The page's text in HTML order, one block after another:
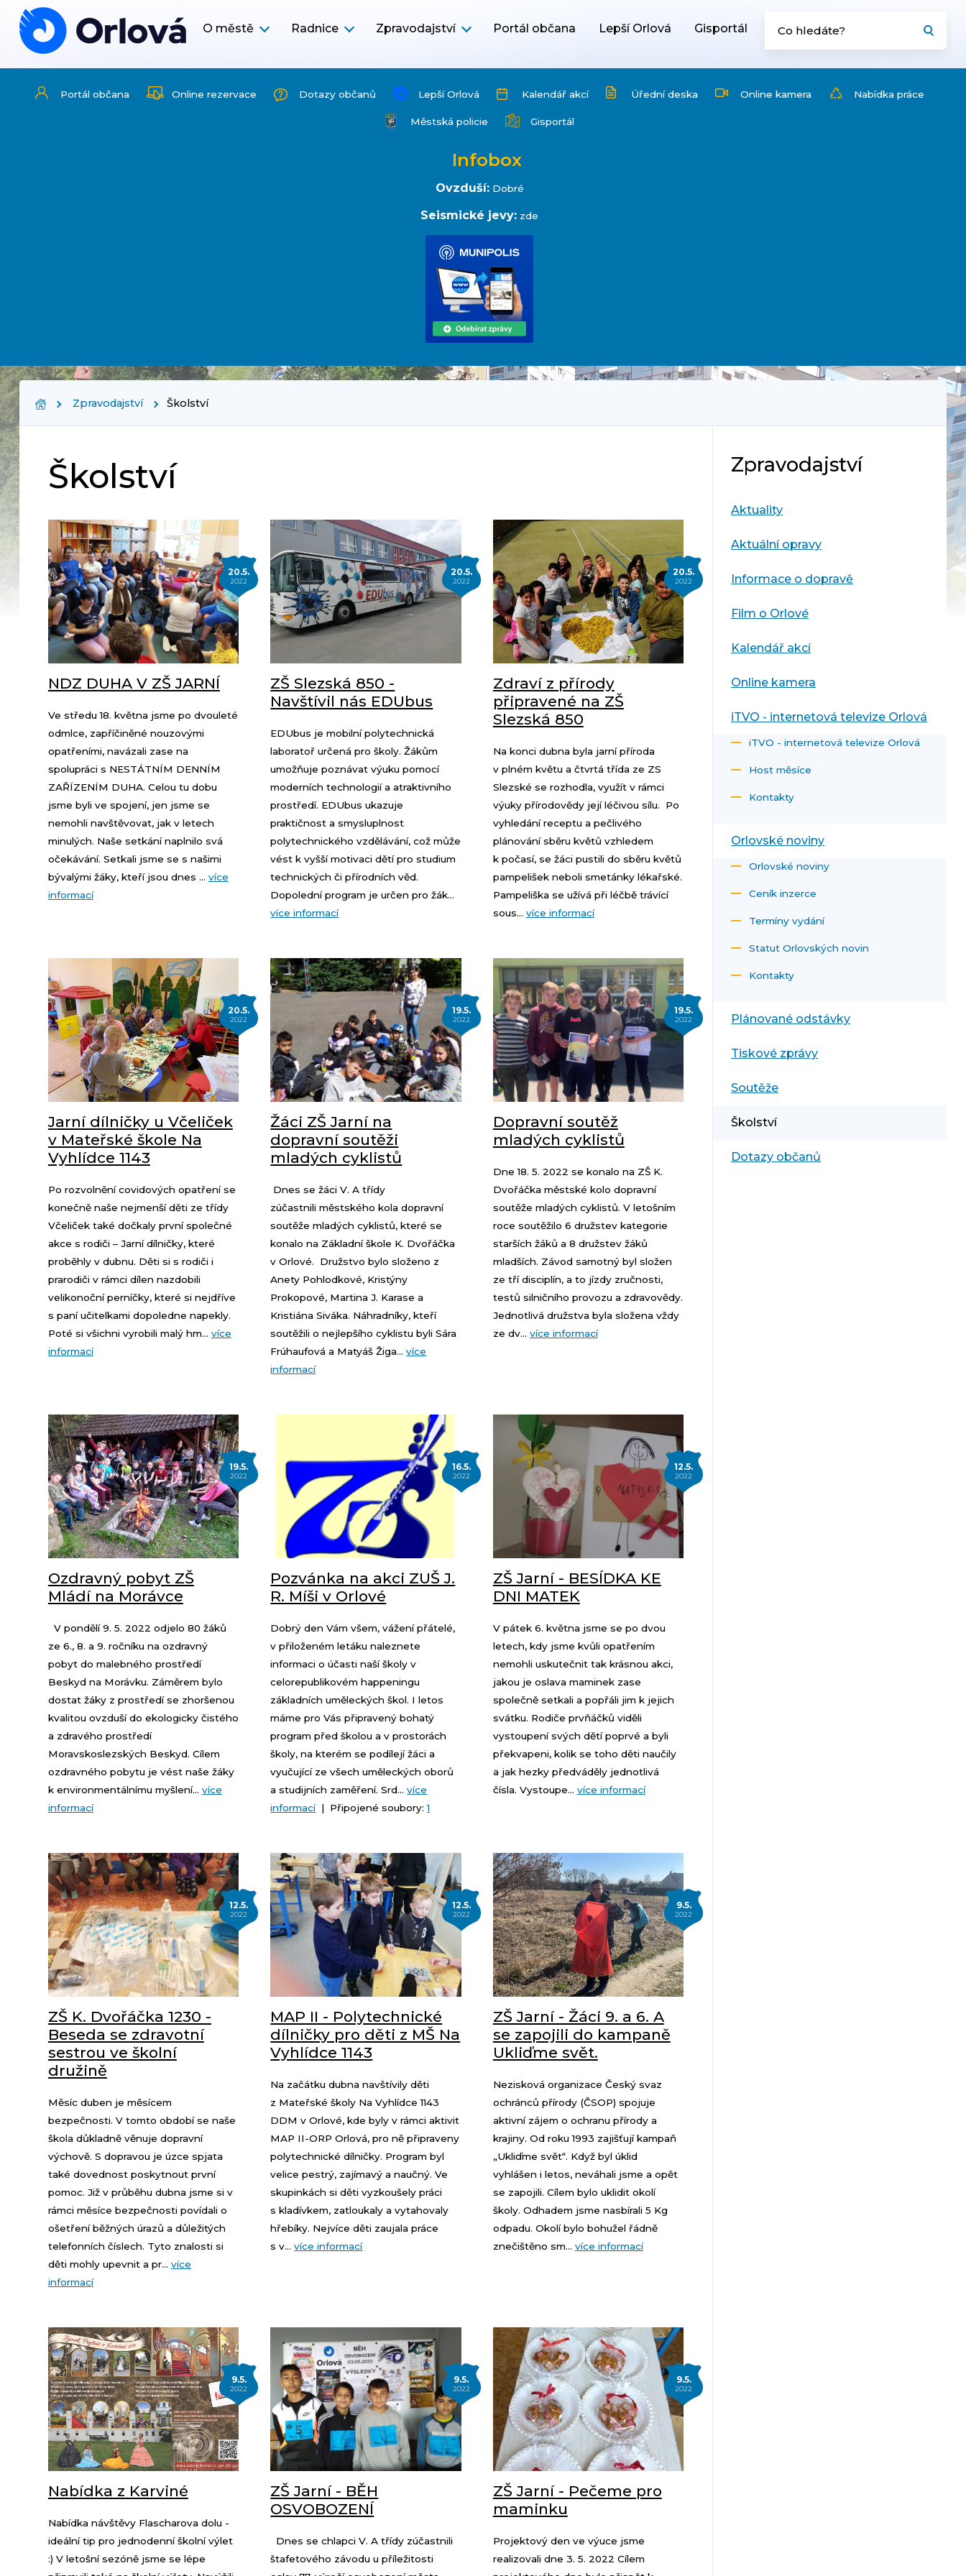
O městě Radnice Zpravodajství Portál občana Lepší Orlová Gisportál
Portál občana Online rezervace Dotazy občanů Lepší Orlová Kalendář akcí Úřední deska Online kamera Nabídka práce
Městská policie Gisportál
Infobox
Ovzduší: Dobré
Seismické jevy: zde
Zpravodajství Školství
Školství
20.5.
2022
NDZ DUHA V ZŠ JARNÍ
Ve středu 18. května jsme po dvouleté
odmlce, zapříčiněné nouzovými
opatřeními, navázali zase na
spolupráci s NESTÁTNÍM DENNÍM
ZAŘÍZENÍM DUHA. Celou tu dobu
jsme byli ve spojení, jen jsme se
nemohli navštěvovat, jak v letech
minulých. Naše setkání naplnilo svá
očekávání. Setkali jsme se s našimi
bývalými žáky, kteří jsou dnes ... více
informací
20.5.
2022
ZŠ Slezská 850 -
Navštívil nás EDUbus
EDUbus je mobilní polytechnická
laboratoř určená pro školy. Žákům
umožňuje poznávat výuku pomocí
moderních technologií a atraktivního
prostředí. EDUbus ukazuje
praktičnost a smysluplnost
polytechnického vzdělávání, což může
vést k vyšší motivaci dětí pro studium
technických či přírodních věd.
Dopolední program je určen pro žák...
více informací
20.5.
2022
Zdraví z přírody
připravené na ZŠ
Slezská 850
Na konci dubna byla jarní příroda
v plném květu a čtvrtá třída ze ZS
Slezské se rozhodla, využít v rámci
výuky přírodovědy její léčivou sílu. Po
vyhledání receptu a pečlivého
plánování sběru květů vzhledem
k počasí, se žáci pustili do sběru květů
pampelišek neboli smetánky lékařské.
Pampeliška se užívá při léčbě trávící
sous... více informací
20.5.
2022
Jarní dílničky u Včeliček
v Mateřské škole Na
Vyhlídce 1143
Po rozvolnění covidových opatření se
konečně naše nejmenší děti ze třídy
Včeliček také dočkaly první společné
akce s rodiči – Jarní dílničky, které
proběhly v dubnu. Děti si s rodiči i
prarodiči v rámci dílen nazdobili
velikonoční perníčky, které si nejdříve
s paní učitelkami dopoledne napekly.
Poté si všichni vyrobili malý hm... více
informací
19.5.
2022
Žáci ZŠ Jarní na
dopravní soutěži
mladých cyklistů
Dnes se žáci V. A třídy
zúčastnili městského kola dopravní
soutěže mladých cyklistů, které se
konalo na Základní škole K. Dvořáčka
v Orlové. Družstvo bylo složeno z
Anety Pohlodkové, Kristýny
Prokopové, Martina J. Karase a
Kristiána Siváka. Náhradníky, kteří
soutěžili o nejlepšího cyklistu byli Sára
Frúhaufová a Matyáš Žiga...více
informací
19.5.
2022
Dopravní soutěž
mladých cyklistů
Dne 18. 5. 2022 se konalo na ZŠ K.
Dvořáčka městské kolo dopravní
soutěže mladých cyklistů. V letošním
roce soutěžilo 6 družstev kategorie
starších žáků a 8 družstev žáků
mladších. Závod samotný byl složen
ze tří disciplín, a to jízdy zručnosti,
testů silničního provozu a zdravovědy.
Jednotlivá družstva byla složena vždy
ze dv... více informací
19.5.
2022
Ozdravný pobyt ZŠ
Mládí na Morávce
V pondělí 9. 5. 2022 odjelo 80 žáků
ze 6., 8. a 9. ročníku na ozdravný
pobyt do malebného prostředí
Beskyd na Morávku. Záměrem bylo
dostat žáky z prostředí se zhoršenou
kvalitou ovzduší do ekologicky čistého
a zdravého prostředí
Moravskoslezských Beskyd. Cílem
ozdravného pobytu je vést naše žáky
k environmentálnímu myšlení... více
informací
16.5.
2022
Pozvánka na akci ZUŠ J.
R. Míši v Orlové
Dobrý den Vám všem, vážení přátelé,
v přiloženém letáku naleznete
informaci o účasti naší školy v
celorepublikovém happeningu
základních uměleckých škol. I letos
máme pro Vás připravený bohatý
program před školou a v prostorách
školy, na kterém se podílejí žáci a
vyučující ze všech uměleckých oborů
a studijních zaměření. Srd...více
informací| Připojené soubory:1
12.5.
2022
ZŠ Jarní - BESÍDKA KE
DNI MATEK
V pátek 6. května jsme se po dvou
letech, kdy jsme kvůli opatřením
nemohli uskutečnit tak krásnou akci,
jakou je oslava maminek zase
společně setkali a popřáli jim k jejich
svátku. Rodiče prvňáčků viděli
vystoupení svých dětí poprvé a byli
překvapeni, kolik se toho děti naučily
a jak hezky předváděly jednotlivá
čísla. Vystoupe... více informací
12.5.
2022
ZŠ K. Dvořáčka 1230 -
Beseda se zdravotní
sestrou ve školní
družině
Měsíc duben je měsícem
bezpečnosti. V tomto období se naše
škola důkladně věnuje dopravní
výchově. S dopravou je úzce spjata
také dovednost poskytnout první
pomoc. Již v průběhu dubna jsme si v
rámci měsíce bezpečnosti povídali o
ošetření běžných úrazů a důležitých
telefonních číslech. Tyto znalosti si
děti mohly upevnit a pr... více
informací
12.5.
2022
MAP II - Polytechnické
dílničky pro děti z MŠ Na
Vyhlídce 1143
Na začátku dubna navštívily děti
z Mateřské školy Na Vyhlídce 1143
DDM v Orlové, kde byly v rámci aktivit
MAP II-ORP Orlová, pro ně připraveny
polytechnické dílničky. Program byl
velice pestrý, zajímavý a naučný. Ve
skupinkách si děti vyzkoušely práci
s kladívkem, zatloukaly a vytahovaly
hřebíky. Nejvíce děti zaujala práce
s v...více informací
9.5.
2022
ZŠ Jarní - Žáci 9. a 6. A
se zapojili do kampaně
Ukliďme svět.
Nezisková organizace Český svaz
ochránců přírody (ČSOP) spojuje
aktivní zájem o ochranu přírody a
krajiny. Od roku 1993 zajišťují kampaň
„Ukliďme svět“. Když byl úklid
vyhlášen i letos, neváhali jsme a opět
se zapojili. Cílem bylo uklidit okolí
školy. Odhadem jsme nasbírali 5 Kg
odpadu. Okolí bylo bohužel řádně
znečištěno sm... více informací
9.5.
2022
Nabídka z Karviné
Nabídka návštěvy Flascharova dolu -
ideální tip pro jednodenní školní výlet
:) V letošní sezóně jsme se lépe
9.5.
2022
ZŠ Jarní - BĚH
OSVOBOZENÍ
Dnes se chlapci V. A třídy zúčastnili
štafetového závodu u příležitosti
9.5.
2022
ZŠ Jarní - Pečeme pro
maminku
Projektový den ve výuce jsme
realizovali dne 3. 5. 2022 Cílem
Zpravodajství
Aktuality
Aktuální opravy
Informace o dopravě
Film o Orlové
Kalendář akcí
Online kamera
iTVO - internetová televize Orlová
iTVO - internetová televize Orlová
Host měsíce
Kontakty
Orlovské noviny
Orlovské noviny
Ceník inzerce
Termíny vydání
Statut Orlovských novin
Kontakty
Plánované odstávky
Tiskové zprávy
Soutěže
Školství
Dotazy občanů